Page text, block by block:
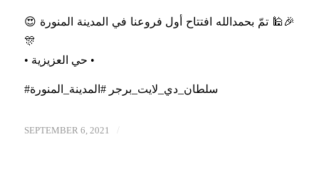
😍 تمّ بحمدالله افتتاح أول فروعنا في المدينة المنورة 🕌🎉
🎊
• حي العزيزية •
#سلطان_دي_لايت_برجر #المدينة_المنورة
SEPTEMBER 6, 2021